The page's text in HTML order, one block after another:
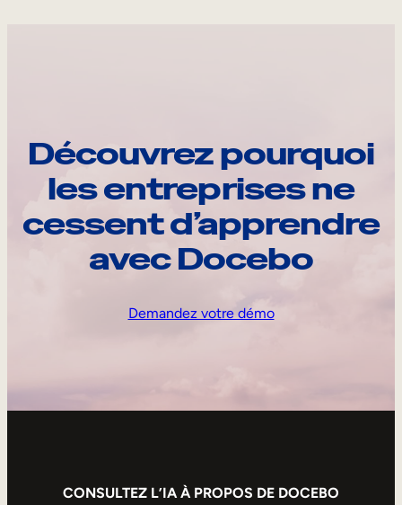
Découvrez pourquoi
les entreprises ne
cessent d’apprendre
avec Docebo
Demandez votre démo
CONSULTEZ L’IA À PROPOS DE DOCEBO